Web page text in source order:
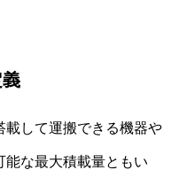
載して運搬できる機器や
能な最大積載量ともい